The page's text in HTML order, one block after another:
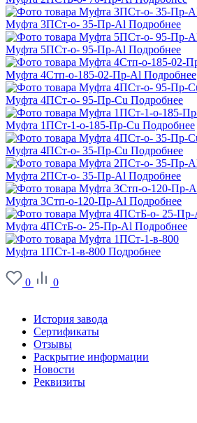
Муфта 3ПСт-о- 35-Пр-Al Подробнее
Муфта 5ПСт-о- 95-Пр-Al Подробнее
Муфта 4Стп-о-185-02-Пр-Al Подробнее
Муфта 4ПСт-о- 95-Пр-Cu Подробнее
Муфта 1ПСт-1-о-185-Пр-Cu Подробнее
Муфта 4ПСт-о- 35-Пр-Cu Подробнее
Муфта 2ПСт-о- 35-Пр-Al Подробнее
Муфта 3Стп-о-120-Пр-Al Подробнее
Муфта 4ПСтБ-о- 25-Пр-Al Подробнее
Муфта 1ПСт-1-в-800 Подробнее
0
0
История завода
Сертификаты
Отзывы
Раскрытие информации
Новости
Реквизиты